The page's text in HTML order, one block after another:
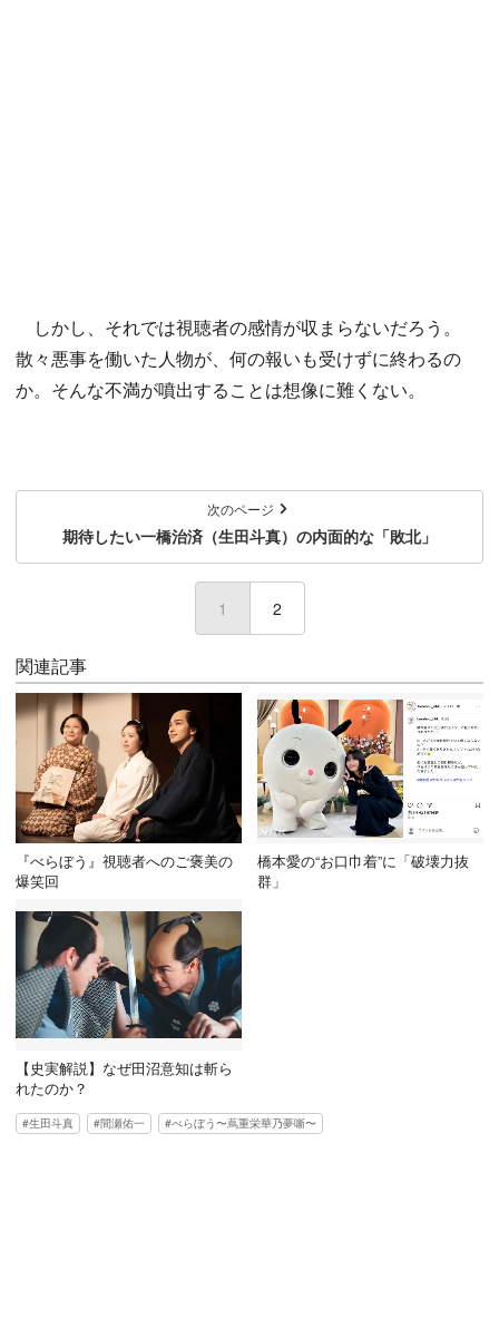
しかし、それでは視聴者の感情が収まらないだろう。
散々悪事を働いた人物が、何の報いも受けずに終わるの
か。そんな不満が噴出することは想像に難くない。
次のページ
期待したい一橋治済（生田斗真）の内面的な「敗北」
1 (current)
2
関連記事
『べらぼう』視聴者へのご褒美の
爆笑回
橋本愛の“お口巾着”に「破壊力抜
群」
【史実解説】なぜ田沼意知は斬ら
れたのか？
生田斗真 間瀬佑一 べらぼう〜蔦重栄華乃夢噺〜